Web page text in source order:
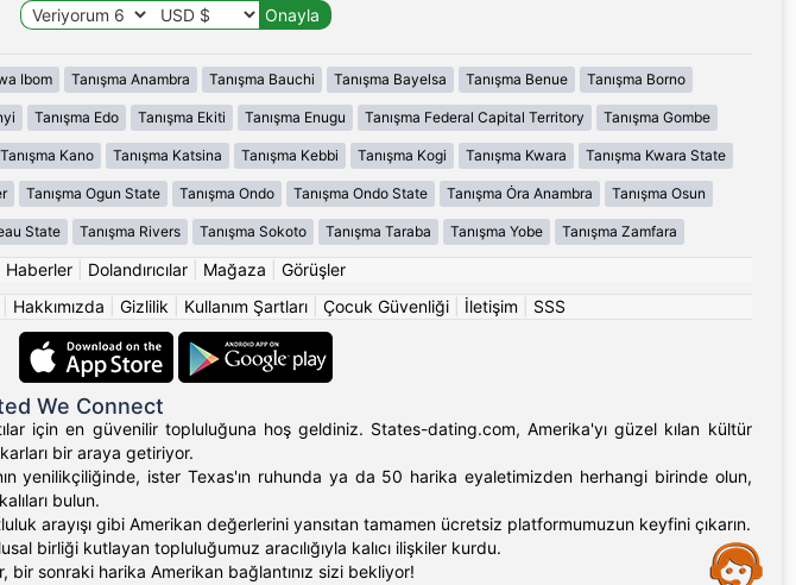
Ibom Tanışma Anambra Tanışma Bauchi Tanışma Bayelsa Tanışma Benue Tanışma Borno
Tanışma Edo Tanışma Ekiti Tanışma Enugu Tanışma Federal Capital Territory Tanışma Gombe
Tanışma Kano Tanışma Katsina Tanışma Kebbi Tanışma Kogi Tanışma Kwara Tanışma Kwara State
Tanışma Ogun State Tanışma Ondo Tanışma Ondo State Tanışma Ȯra Anambra Tanışma Osun
State Tanışma Rivers Tanışma Sokoto Tanışma Taraba Tanışma Yobe Tanışma Zamfara
Haberler Dolandırıcılar Mağaza
Görüşler
Hakkımızda Gizlilik Kullanım Şartları Çocuk Güvenliği İletişim SSS
We Connect
için en güvenilir topluluğuna hoş geldiniz. States-dating.com, Amerika'yı güzel kılan kültür
bir araya getiriyor.
yenilikçiliğinde, ister Texas'ın ruhunda ya da 50 harika eyaletimizden herhangi birinde olun,
bulun.
arayışı gibi Amerikan değerlerini yansıtan tamamen ücretsiz platformumuzun keyfini çıkarın.
birliği kutlayan topluluğumuz aracılığıyla kalıcı ilişkiler kurdu.
sonraki harika Amerikan bağlantınız sizi bekliyor!
Assistance